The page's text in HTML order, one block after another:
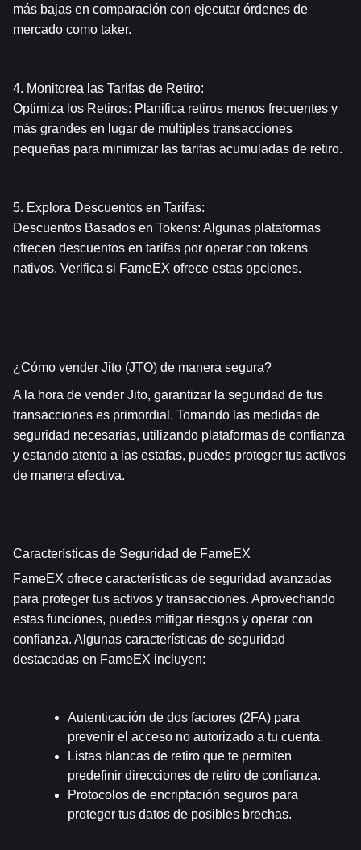
más bajas en comparación con ejecutar órdenes de
mercado como taker.
4. Monitorea las Tarifas de Retiro:
Optimiza los Retiros: Planifica retiros menos frecuentes y
más grandes en lugar de múltiples transacciones
pequeñas para minimizar las tarifas acumuladas de retiro.
5. Explora Descuentos en Tarifas:
Descuentos Basados en Tokens: Algunas plataformas
ofrecen descuentos en tarifas por operar con tokens
nativos. Verifica si FameEX ofrece estas opciones.
¿Cómo vender Jito (JTO) de manera segura?
A la hora de vender Jito, garantizar la seguridad de tus
transacciones es primordial. Tomando las medidas de
seguridad necesarias, utilizando plataformas de confianza
y estando atento a las estafas, puedes proteger tus activos
de manera efectiva.
Características de Seguridad de FameEX
FameEX ofrece características de seguridad avanzadas
para proteger tus activos y transacciones. Aprovechando
estas funciones, puedes mitigar riesgos y operar con
confianza. Algunas características de seguridad
destacadas en FameEX incluyen:
Autenticación de dos factores (2FA) para
prevenir el acceso no autorizado a tu cuenta.
Listas blancas de retiro que te permiten
predefinir direcciones de retiro de confianza.
Protocolos de encriptación seguros para
proteger tus datos de posibles brechas.